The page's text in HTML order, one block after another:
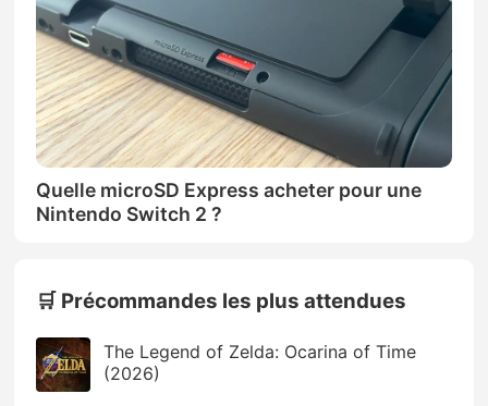
Quelle microSD Express acheter pour une
Nintendo Switch 2 ?
🛒 Précommandes les plus attendues
The Legend of Zelda: Ocarina of Time
(2026)